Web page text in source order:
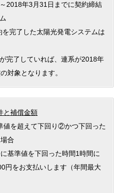
2018年3月31日までに契約締結
完了した太陽光発電システムは
完了していれば、連系が2018年
対象となります。
と補償金額
値を超えて下回り②かつ下回った
合
基準値を下回った時間1時間に
円をお支払いします（年間最大